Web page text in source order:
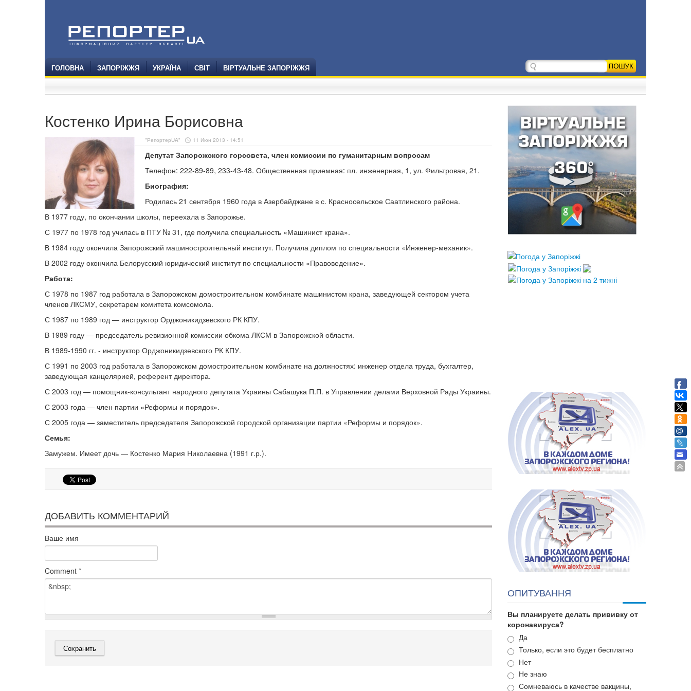
ГОЛОВНА ЗАПОРІЖЖЯ УКРАЇНА СВІТ ВІРТУАЛЬНЕ ЗАПОРІЖЖЯ
Костенко Ирина Борисовна
"РепортерUA" 11 Июн 2013 - 14:51
Депутат Запорожского горсовета, член комиссии по гуманитарным вопросам
Телефон: 222-89-89, 233-43-48. Общественная приемная: пл. инженерная, 1, ул. Фильтровая, 21.
Биография:
Родилась 21 сентября 1960 года в Азербайджане в с. Красносельское Саатлинского района.
В 1977 году, по окончании школы, переехала в Запорожье.
С 1977 по 1978 год училась в ПТУ № 31, где получила специальность «Машинист крана».
В 1984 году окончила Запорожский машиностроительный институт. Получила диплом по специальности «Инженер-механик».
В 2002 году окончила Белорусский юридический институт по специальности «Правоведение».
Работа:
С 1978 по 1987 год работала в Запорожском домостроительном комбинате машинистом крана, заведующей сектором учета
членов ЛКСМУ, секретарем комитета комсомола.
С 1987 по 1989 год — инструктор Орджоникидзевского РК КПУ.
В 1989 году — председатель ревизионной комиссии обкома ЛКСМ в Запорожской области.
В 1989-1990 гг. - инструктор Орджоникидзевского РК КПУ.
С 1991 по 2003 год работала в Запорожском домостроительном комбинате на должностях: инженер отдела труда, бухгалтер,
заведующая канцелярией, референт директора.
С 2003 год — помощник-консультант народного депутата Украины Сабашука П.П. в Управлении делами Верховной Рады Украины.
С 2003 года — член партии «Реформы и порядок».
С 2005 года — заместитель председателя Запорожской городской организации партии «Реформы и порядок».
Семья:
Замужем. Имеет дочь — Костенко Мария Николаевна (1991 г.р.).
ДОБАВИТЬ КОММЕНТАРИЙ
Ваше имя
Comment *
ОПИТУВАННЯ
Вы планируете делать прививку от
коронавируса?
Варианты
Да
Только, если это будет бесплатно
Нет
Не знаю
Сомневаюсь в качестве вакцины,